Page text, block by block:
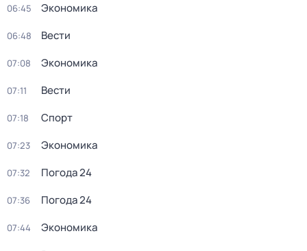
06:45 Экономика
06:48 Вести
07:08 Экономика
07:11 Вести
07:18 Спорт
07:23 Экономика
07:32 Погода 24
07:36 Погода 24
07:44 Экономика